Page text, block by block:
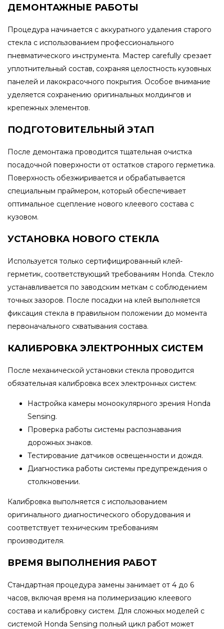
ДЕМОНТАЖНЫЕ РАБОТЫ
Процедура начинается с аккуратного удаления старого
стекла с использованием профессионального
пневматического инструмента. Мастер carefully срезает
уплотнительный состав, сохраняя целостность кузовных
панелей и лакокрасочного покрытия. Особое внимание
уделяется сохранению оригинальных молдингов и
крепежных элементов.
ПОДГОТОВИТЕЛЬНЫЙ ЭТАП
После демонтажа проводится тщательная очистка
посадочной поверхности от остатков старого герметика.
Поверхность обезжиривается и обрабатывается
специальным праймером, который обеспечивает
оптимальное сцепление нового клеевого состава с
кузовом.
УСТАНОВКА НОВОГО СТЕКЛА
Используется только сертифицированный клей-
герметик, соответствующий требованиям Honda. Стекло
устанавливается по заводским меткам с соблюдением
точных зазоров. После посадки на клей выполняется
фиксация стекла в правильном положении до момента
первоначального схватывания состава.
КАЛИБРОВКА ЭЛЕКТРОННЫХ СИСТЕМ
После механической установки стекла проводится
обязательная калибровка всех электронных систем:
Настройка камеры моноокулярного зрения Honda
Sensing.
Проверка работы системы распознавания
дорожных знаков.
Тестирование датчиков освещенности и дождя.
Диагностика работы системы предупреждения о
столкновении.
Калибровка выполняется с использованием
оригинального диагностического оборудования и
соответствует техническим требованиям
производителя.
ВРЕМЯ ВЫПОЛНЕНИЯ РАБОТ
Стандартная процедура замены занимает от 4 до 6
часов, включая время на полимеризацию клеевого
состава и калибровку систем. Для сложных моделей с
системой Honda Sensing полный цикл работ может